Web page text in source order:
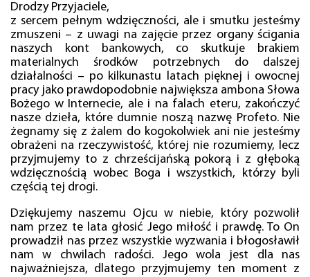
Drodzy Przyjaciele,
z sercem pełnym wdzięczności, ale i smutku jesteśmy
zmuszeni – z uwagi na zajęcie przez organy ścigania
naszych kont bankowych, co skutkuje brakiem
materialnych środków potrzebnych do dalszej
działalności – po kilkunastu latach pięknej i owocnej
pracy jako prawdopodobnie największa ambona Słowa
Bożego w Internecie, ale i na falach eteru, zakończyć
nasze dzieła, które dumnie noszą nazwę Profeto. Nie
żegnamy się z żalem do kogokolwiek ani nie jesteśmy
obrażeni na rzeczywistość, której nie rozumiemy, lecz
przyjmujemy to z chrześcijańską pokorą i z głęboką
wdzięcznością wobec Boga i wszystkich, którzy byli
częścią tej drogi.
Dziękujemy naszemu Ojcu w niebie, który pozwolił
nam przez te lata głosić Jego miłość i prawdę. To On
prowadził nas przez wszystkie wyzwania i błogosławił
nam w chwilach radości. Jego wola jest dla nas
najważniejsza, dlatego przyjmujemy ten moment z